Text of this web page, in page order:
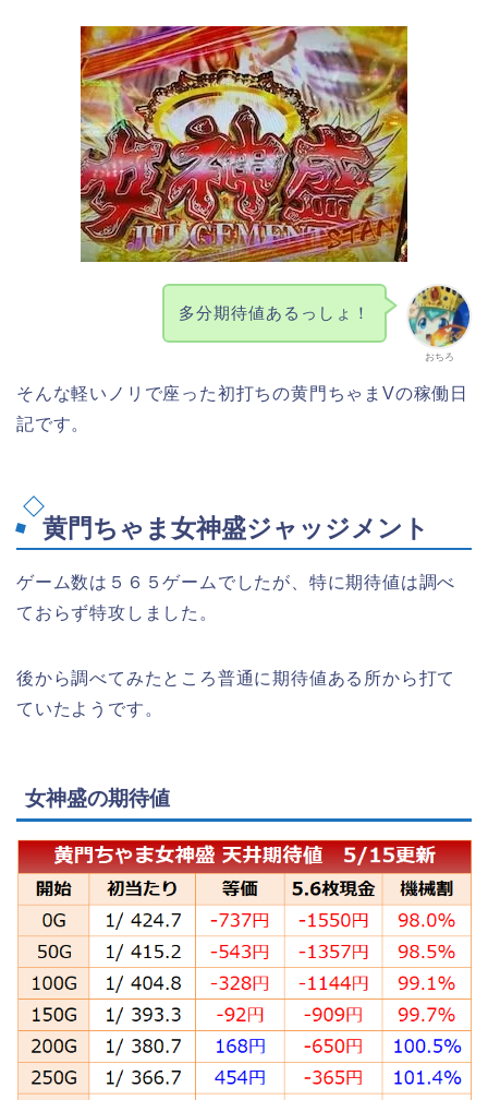
おちろ
多分期待値あるっしょ！
そんな軽いノリで座った初打ちの黄門ちゃまVの稼働日
記です。
黄門ちゃま女神盛ジャッジメント
ゲーム数は５６５ゲームでしたが、特に期待値は調べ
ておらず特攻しました。
後から調べてみたところ普通に期待値ある所から打て
ていたようです。
女神盛の期待値